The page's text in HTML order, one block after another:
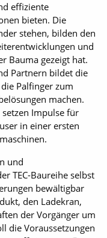
effiziente
bieten. Die
stehen, bilden den
und
Bauma gezeigt hat.
Partnern bildet die
Palfinger zum
machen.
Impulse für
in einer ersten
und
TEC-Baureihe selbst
bewältigbar
den Ladekran,
der Vorgänger um
die Voraussetzungen